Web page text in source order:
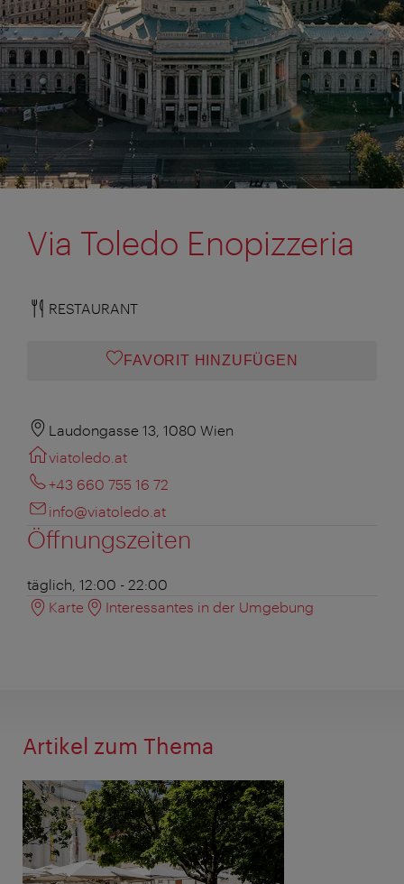
Via Toledo Enopizzeria
RESTAURANT
FAVORIT HINZUFÜGEN
Laudongasse 13, 1080 Wien
viatoledo.at
+43 660 755 16 72
info@viatoledo.at
Öffnungszeiten
täglich, 12:00 - 22:00
Karte
Interessantes in der Umgebung
Artikel zum Thema